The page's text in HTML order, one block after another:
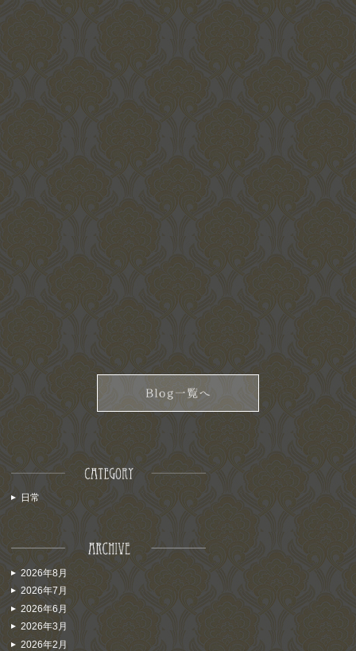
日常
2026年8月
2026年7月
2026年6月
2026年3月
2026年2月